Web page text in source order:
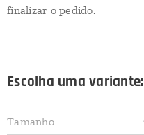
finalizar o pedido.
Escolha uma variante:
Tamanho